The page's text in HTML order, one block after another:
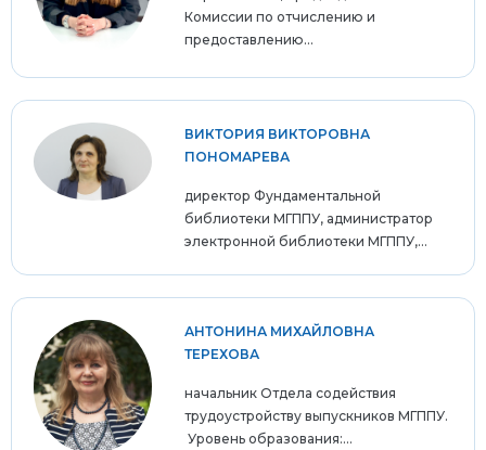
Комиссии по отчислению и
предоставлению...
ВИКТОРИЯ ВИКТОРОВНА
ПОНОМАРЕВА
директор Фундаментальной
библиотеки МГППУ, администратор
электронной библиотеки МГППУ,...
АНТОНИНА МИХАЙЛОВНА
ТЕРЕХОВА
начальник Отдела содействия
трудоустройству выпускников МГППУ.
Уровень образования:...